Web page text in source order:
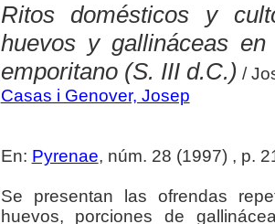
Ritos domésticos y
huevos y gallináceas
emporitano (S. III d.C.) /
Casas i Genover, Josep
En: Pyrenae, núm. 28 (1997) , p.
Se presentan las ofrendas
huevos, porciones de